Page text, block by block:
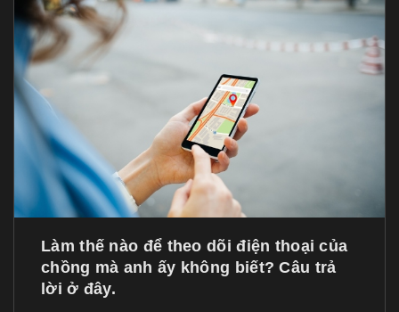
Làm thế nào để theo dõi điện thoại của
chồng mà anh ấy không biết? Câu trả
lời ở đây.